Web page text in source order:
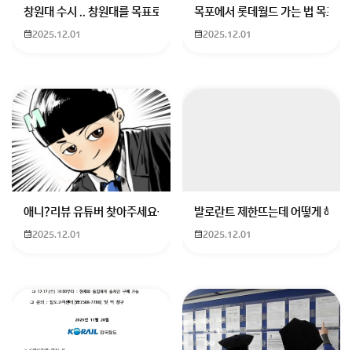
이거빼면 PC가 모두 낫고 만약 펜 태블릿과 액정태블릿
펜태블릿은 모니터를 보면서 그리는 거라 장시간 작업에
피로를 덜타는 장점이 있지만 직관적이지 않고
액정태블릿은 고개를 살짝 숙이면서 그리는거라 장시간
작업시 목과 어깨, 등에 피로를 유발하지만 직관적이라는
그래서 액정태블릿으로 선을 따고 채색은 펜태블릿으로
회원가입 혹은 광고 [X]를 누르면 내용이 보입니다
창원대 수시 .. 창원대를 목표로 하고 있는 09년생입니다 지금 제 내신이
2025.12.01
목포에서 롯데월드 가는 법 목포
2025.12.01
애니?리뷰 유튜버 찾아주세요ㅠㅠ 무슨 검정머리 남자 캐릭터에 더빙하
2025.12.01
발로란트 제한뜨는데 어떻게 해야
2025.12.01